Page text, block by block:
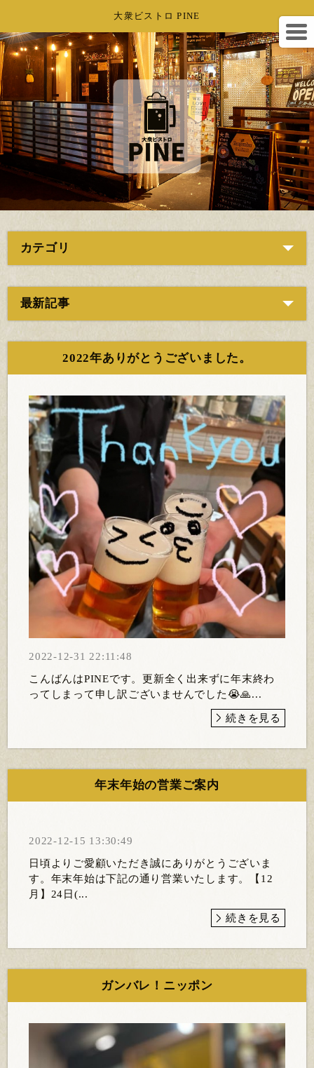
大衆ビストロ PINE
カテゴリ
最新記事
2022年ありがとうございました。
2022-12-31 22:11:48
こんばんはPINEです。更新全く出来ずに年末終わ
ってしまって申し訳ございませんでした😭🙏...
続きを見る
年末年始の営業ご案内
2022-12-15 13:30:49
日頃よりご愛顧いただき誠にありがとうございま
す。年末年始は下記の通り営業いたします。【12
月】24日(...
続きを見る
ガンバレ！ニッポン